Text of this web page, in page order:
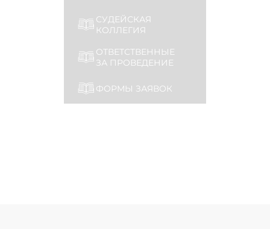
СУДЕЙСКАЯ
КОЛЛЕГИЯ
ОТВЕТСТВЕННЫЕ
ЗА ПРОВЕДЕНИЕ
ФОРМЫ ЗАЯВОК